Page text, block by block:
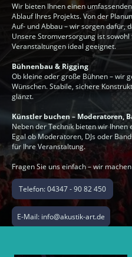
Wir bieten Ihnen einen
Ablauf Ihres Projekts. Von der
Auf- und Abbau – wir sorgen dafür,
Unsere Stromversorgung ist
Veranstaltungen ideal geeignet.
Bühnenbau & Rigging
Ob kleine oder große Bühnen – wir
Wünschen. Stabile, sichere
glänzt.
Künstler buchen – Moderatoren,
Neben der Technik bieten wir
Egal ob Moderatoren, DJs oder
für Ihre Veranstaltung.
Fragen Sie uns einfach – wir
Telefon: 04347 - 90 82 450
E-Mail: info@akustik-art.de